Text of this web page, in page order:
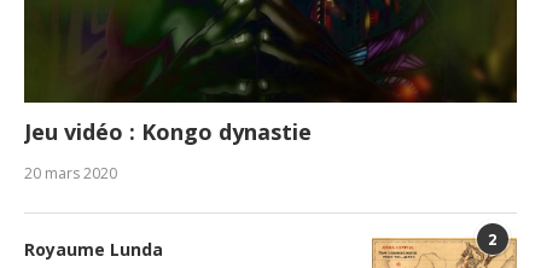
Jeu vidéo : Kongo dynastie
20 mars 2020
2
Royaume Lunda